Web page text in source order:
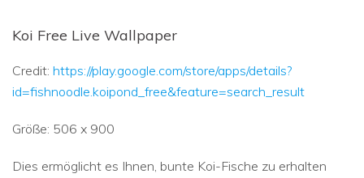
Koi Free Live Wallpaper
Credit: https://play.google.com/store/apps/details?
id=fishnoodle.koipond_free&feature=search_result
Größe: 506 x 900
Dies ermöglicht es Ihnen, bunte Koi-Fische zu erhalten